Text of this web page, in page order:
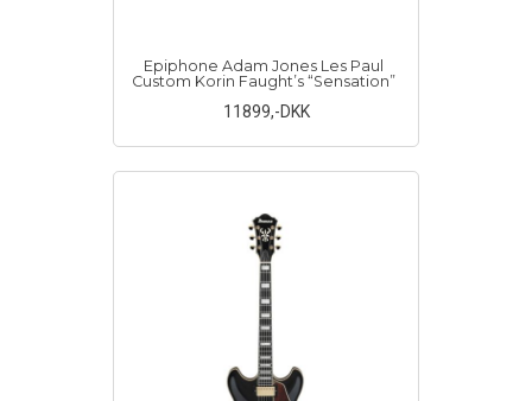
Epiphone Adam Jones Les Paul
Custom Korin Faught’s “Sensation”
11899,-DKK